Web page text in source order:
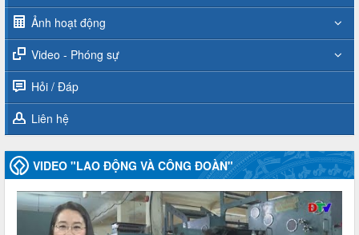
Ảnh hoạt động
Video - Phóng sự
Hỏi / Đáp
Liên hệ
VIDEO "LAO ĐỘNG VÀ CÔNG ĐOÀN"